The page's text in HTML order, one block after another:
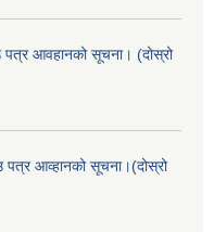
पत्र आवहानको सूचना। (दोस्रो
पत्र आव्हानको सूचना।(दोस्रो